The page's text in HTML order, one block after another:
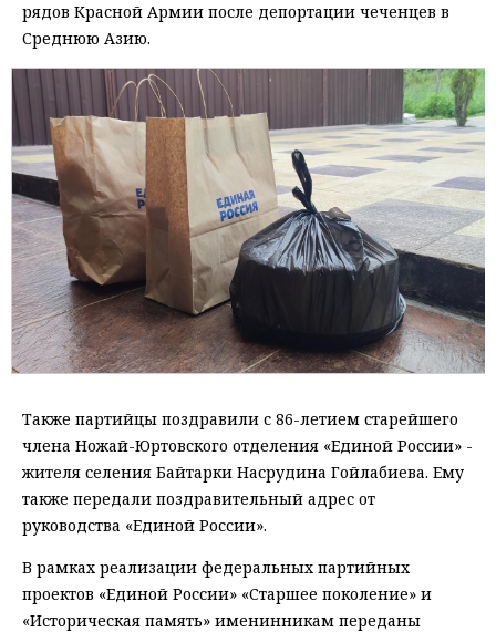
рядов Красной Армии после депортации чеченцев в
Среднюю Азию.
Также партийцы поздравили с 86-летием старейшего
члена Ножай-Юртовского отделения «Единой России» -
жителя селения Байтарки Насрудина Гойлабиева. Ему
также передали поздравительный адрес от
руководства «Единой России».
В рамках реализации федеральных партийных
проектов «Единой России» «Старшее поколение» и
«Историческая память» именинникам переданы